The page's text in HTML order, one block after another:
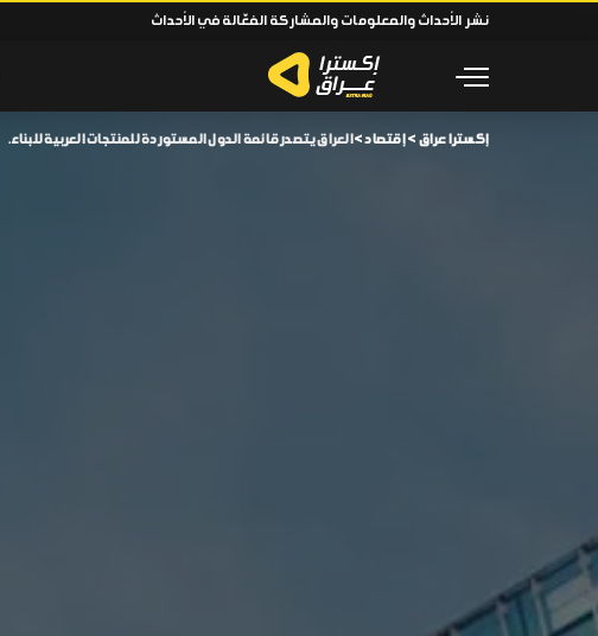
نشر الأحداث والمعلومات والمشاركة الفعّالة في الأحداث
إكسترا عراق >إقتصاد>العراق يتصدر قائمة الدول المستوردة للمنتجات العربية للبناء.